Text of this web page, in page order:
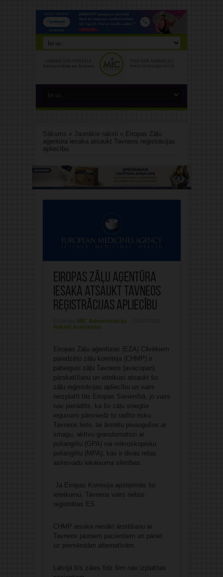
Sākums » Jaunākie raksti » Eiropas Zāļu
aģentūra iesaka atsaukt Tavneos reģistrācijas
apliecību
Eiropas Zāļu aģentūra
iesaka atsaukt Tavneos
reģistrācijas apliecību
MIC Administrācija
Rakstīt komentāru
Eiropas Zāļu aģentūras (EZA) Cilvēkiem
paredzēto zāļu komiteja (CHMP) ir
pabeigusi zāļu Tavneos (avacopan)
pārskatīšanu un ieteikusi atsaukt šo
zāļu reģistrācijas apliecību un vairs
neizplatīt tās Eiropas Savienībā, jo vairs
nav pierādīts, ka šo zāļu sniegtie
ieguvumi pārsniedz to radīto risku.
Tavneos lieto, lai ārstētu pieaugušos ar
smagu, aktīvu granulomatozi ar
poliangiītu (GPA) vai mikroskopisku
poliangiītu (MPA), kas ir divas retas
asinsvadu iekaisuma slimības.
Ja Eiropas Komisija apstiprinās šo
ieteikumu, Tavneos vairs nebūs
reģistrētas ES.
CHMP iesaka nesākt ārstēšanu ar
Tavneos jauniem pacientiem un pāriet
uz piemērotām alternatīvām.
Latvijā šīs zāles līdz šim nav izplatītas